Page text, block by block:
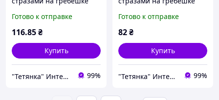
Готово к отправке
116.85₴
Купить
"Тетянка" Интернет-магазин 99%
Готово к отправке
82₴
Купить
"Тетянка" Интернет-магазин 99%